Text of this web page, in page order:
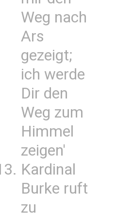
Weg nach
Ars
gezeigt;
ich werde
Dir den
Weg zum
Himmel
zeigen'
Kardinal
Burke ruft
zu